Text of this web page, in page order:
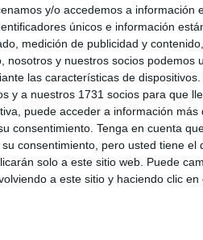
y/o accedemos a información
únicos e información
medición de publicidad y
nosotros y nuestros socios podemos
las características de
y a nuestros 1731 socios para que
puede acceder a información más
consentimiento. Tenga en cuenta
consentimiento, pero usted tiene el
solo a este sitio web. Puede
a este sitio y haciendo clic